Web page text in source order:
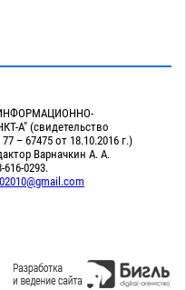
А" (свидетельство
– 67475 от 18.10.2016 г.)
Варначкин А. А.
0293.